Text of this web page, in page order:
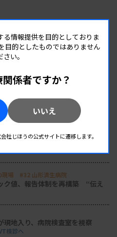
気の記事
歩き方 ［第16回］
現場 #32 山形済生病院
ク値、報告体制を再構築 “伝え
現地入り、病院検査室を視察
検診へ
る情報提供を目的としておりま
目的としたものではありません
い。
係者ですか？
いいえ
社じほうの公式サイトに遷移します。